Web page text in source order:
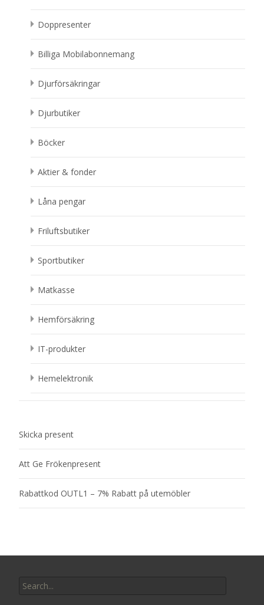
Doppresenter
Billiga Mobilabonnemang
Djurförsäkringar
Djurbutiker
Böcker
Aktier & fonder
Låna pengar
Friluftsbutiker
Sportbutiker
Matkasse
Hemförsäkring
IT-produkter
Hemelektronik
Skicka present
Att Ge Frökenpresent
Rabattkod OUTL1 – 7% Rabatt på utemöbler
for: